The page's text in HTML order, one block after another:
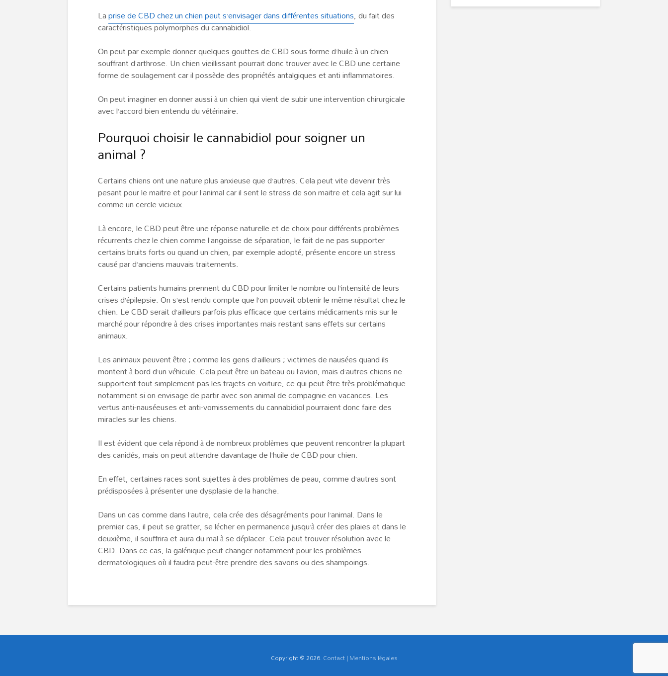
Laprise de CBD chez un chien peut s’envisager dans différentes situations, du fait des
caractéristiques polymorphes du cannabidiol.
On peut par exemple donner quelques gouttes de CBD sous forme d’huile à un chien
souffrant d’arthrose. Un chien vieillissant pourrait donc trouver avec le CBD une certaine
forme de soulagement car il possède des propriétés antalgiques et anti inflammatoires.
On peut imaginer en donner aussi à un chien qui vient de subir une intervention chirurgicale
avec l’accord bien entendu du vétérinaire.
Pourquoi choisir le cannabidiol pour soigner un
animal ?
Certains chiens ont une nature plus anxieuse que d’autres. Cela peut vite devenir très
pesant pour le maitre et pour l’animal car il sent le stress de son maitre et cela agit sur lui
comme un cercle vicieux.
Là encore, le CBD peut être une réponse naturelle et de choix pour différents problèmes
récurrents chez le chien comme l’angoisse de séparation, le fait de ne pas supporter
certains bruits forts ou quand un chien, par exemple adopté, présente encore un stress
causé par d’anciens mauvais traitements.
Certains patients humains prennent du CBD pour limiter le nombre ou l’intensité de leurs
crises d’épilepsie. On s’est rendu compte que l’on pouvait obtenir le même résultat chez le
chien. Le CBD serait d’ailleurs parfois plus efficace que certains médicaments mis sur le
marché pour répondre à des crises importantes mais restant sans effets sur certains
animaux.
Les animaux peuvent être ; comme les gens d’ailleurs ; victimes de nausées quand ils
montent à bord d’un véhicule. Cela peut être un bateau ou l’avion, mais d’autres chiens ne
supportent tout simplement pas les trajets en voiture, ce qui peut être très problématique
notamment si on envisage de partir avec son animal de compagnie en vacances. Les
vertus anti-nauséeuses et anti-vomissements du cannabidiol pourraient donc faire des
miracles sur les chiens.
Il est évident que cela répond à de nombreux problèmes que peuvent rencontrer la plupart
des canidés, mais on peut attendre davantage de l’huile de CBD pour chien.
En effet, certaines races sont sujettes à des problèmes de peau, comme d’autres sont
prédisposées à présenter une dysplasie de la hanche.
Dans un cas comme dans l’autre, cela crée des désagréments pour l’animal. Dans le
premier cas, il peut se gratter, se lécher en permanence jusqu’à créer des plaies et dans le
deuxième, il souffrira et aura du mal à se déplacer. Cela peut trouver résolution avec le
CBD. Dans ce cas, la galénique peut changer notamment pour les problèmes
dermatologiques où il faudra peut-être prendre des savons ou des shampoings.
Copyright © 2026.Contact| Mentions légales